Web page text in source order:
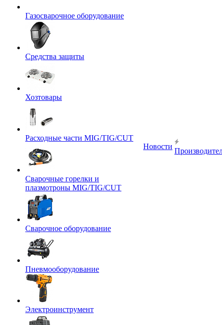
Газосварочное оборудование
Средства защиты
Хозтовары
Расходные части MIG/TIG/CUT
Сварочные горелки и
плазмотроны MIG/TIG/CUT
Сварочное оборудование
Пневмооборудование
Электроинструмент
Новости